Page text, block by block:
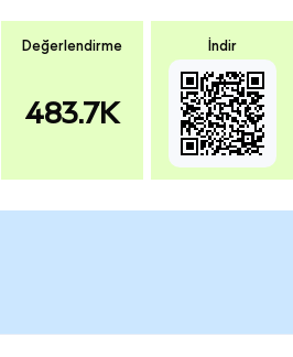
Değerlendirme
483.7K
İndir